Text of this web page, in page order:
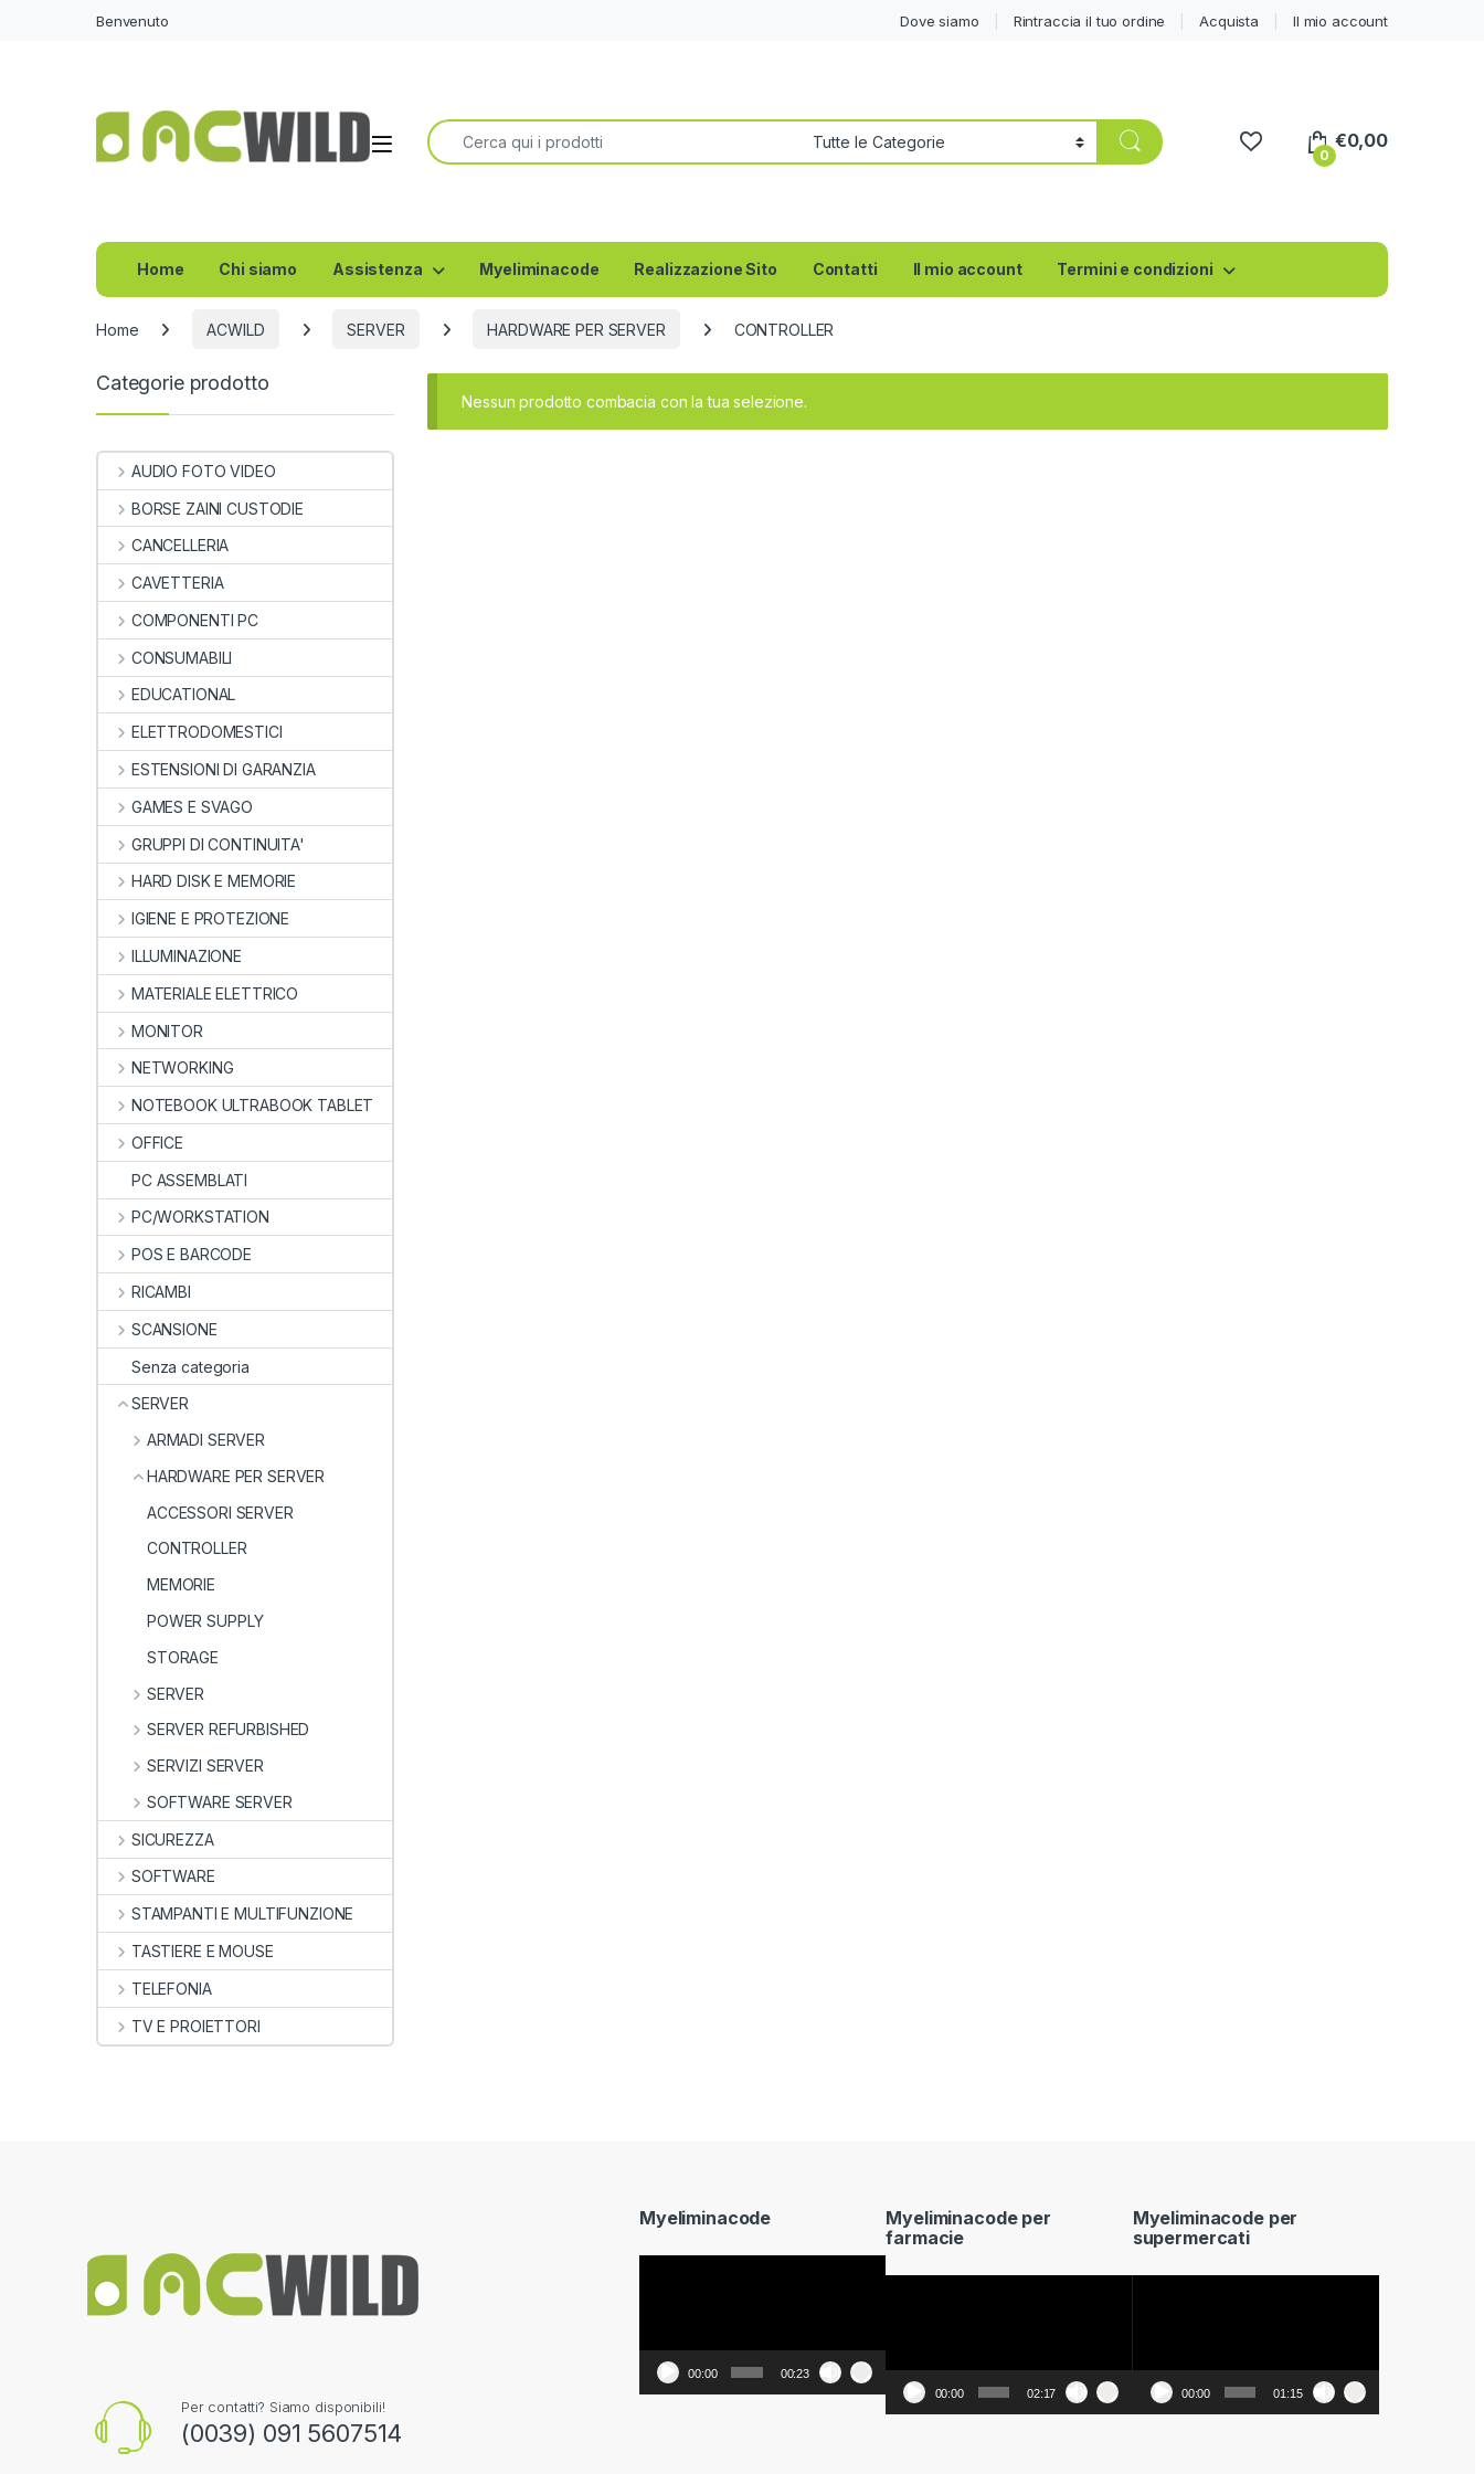
Benvenuto Dove siamo Rintraccia il tuo ordine Acquista Il mio account
Ricerca per:
0
€0,00
Home Chi siamo Assistenza Myeliminacode Realizzazione Sito Contatti Il mio account Termini e condizioni
Home ACWILD SERVER HARDWARE PER SERVER CONTROLLER
Nessun prodotto combacia con la tua selezione.
Categorie prodotto
AUDIO FOTO VIDEO
BORSE ZAINI CUSTODIE
CANCELLERIA
CAVETTERIA
COMPONENTI PC
CONSUMABILI
EDUCATIONAL
ELETTRODOMESTICI
ESTENSIONI DI GARANZIA
GAMES E SVAGO
GRUPPI DI CONTINUITA'
HARD DISK E MEMORIE
IGIENE E PROTEZIONE
ILLUMINAZIONE
MATERIALE ELETTRICO
MONITOR
NETWORKING
NOTEBOOK ULTRABOOK TABLET
OFFICE
PC ASSEMBLATI
PC/WORKSTATION
POS E BARCODE
RICAMBI
SCANSIONE
Senza categoria
SERVER
ARMADI SERVER
HARDWARE PER SERVER
ACCESSORI SERVER
CONTROLLER
MEMORIE
POWER SUPPLY
STORAGE
SERVER
SERVER REFURBISHED
SERVIZI SERVER
SOFTWARE SERVER
SICUREZZA
SOFTWARE
STAMPANTI E MULTIFUNZIONE
TASTIERE E MOUSE
TELEFONIA
TV E PROIETTORI
Per contatti? Siamo disponibili!
(0039) 091 5607514
Myeliminacode
00:00 00:23
Myeliminacode per
farmacie
00:00 02:17
Myeliminacode per
supermercati
00:00 01:15